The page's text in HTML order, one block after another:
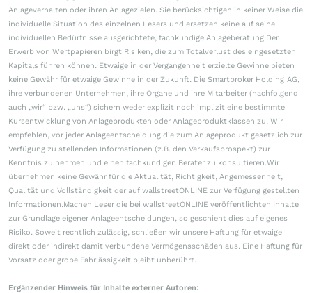
Anlageverhalten oder ihren Anlagezielen. Sie berücksichtigen in keiner Weise die
individuelle Situation des einzelnen Lesers und ersetzen keine auf seine
individuellen Bedürfnisse ausgerichtete, fachkundige Anlageberatung.Der
Erwerb von Wertpapieren birgt Risiken, die zum Totalverlust des eingesetzten
Kapitals führen können. Etwaige in der Vergangenheit erzielte Gewinne bieten
keine Gewähr für etwaige Gewinne in der Zukunft. Die Smartbroker Holding AG,
ihre verbundenen Unternehmen, ihre Organe und ihre Mitarbeiter (nachfolgend
auch „wir“ bzw. „uns“) sichern weder explizit noch implizit eine bestimmte
Kursentwicklung von Anlageprodukten oder Anlageproduktklassen zu. Wir
empfehlen, vor jeder Anlageentscheidung die zum Anlageprodukt gesetzlich zur
Verfügung zu stellenden Informationen (z.B. den Verkaufsprospekt) zur
Kenntnis zu nehmen und einen fachkundigen Berater zu konsultieren.Wir
übernehmen keine Gewähr für die Aktualität, Richtigkeit, Angemessenheit,
Qualität und Vollständigkeit der auf wallstreetONLINE zur Verfügung gestellten
Informationen.Machen Leser die bei wallstreetONLINE veröffentlichten Inhalte
zur Grundlage eigener Anlageentscheidungen, so geschieht dies auf eigenes
Risiko. Soweit rechtlich zulässig, schließen wir unsere Haftung für etwaige
direkt oder indirekt damit verbundene Vermögensschäden aus. Eine Haftung für
Vorsatz oder grobe Fahrlässigkeit bleibt unberührt.
Ergänzender Hinweis für Inhalte externer Autoren: